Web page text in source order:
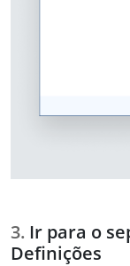
Ir para o
Definições